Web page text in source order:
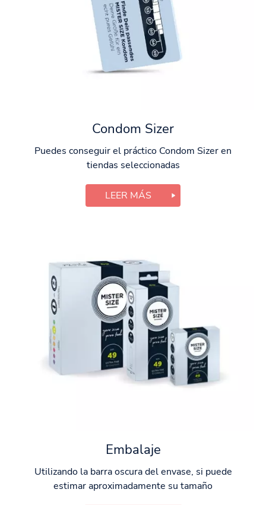
Condom Sizer
Puedes conseguir el práctico Condom Sizer en
tiendas seleccionadas
LEER MÁS
Embalaje
Utilizando la barra oscura del envase, si puede
estimar aproximadamente su tamaño